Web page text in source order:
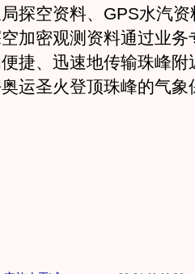
探空资料、GPS水汽
加密观测资料通过业务
捷、迅速地传输珠峰附
运圣火登顶珠峰的气象